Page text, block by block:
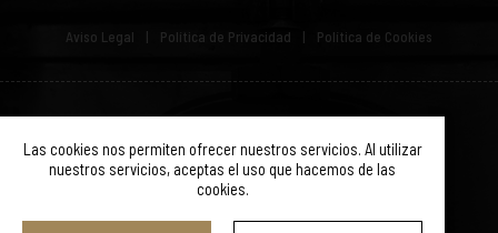
Las cookies nos permiten ofrecer nuestros servicios. Al utilizar
nuestros servicios, aceptas el uso que hacemos de las
cookies.
Aviso Legal Política de Privacidad Política de Cookies